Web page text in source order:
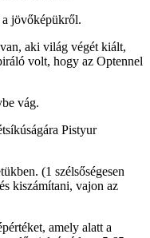
a jövőképükről.
aki világ végét kiált,
volt, hogy az Optennel
vág.
Pistyur
(1 szélsőségesen
kiszámítani, vajon az
amely alatt a